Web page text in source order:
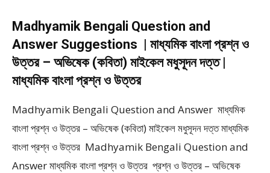
Madhyamik Bengali Question and
Answer Suggestions | মাধ্যমিক বাংলা প্রশ্ন ও
উত্তর – অভিষেক (কবিতা) মাইকেল মধুসূদন দত্ত |
মাধ্যমিক বাংলা প্রশ্ন ও উত্তর
Madhyamik Bengali Question and Answer মাধ্যমিক
বাংলা প্রশ্ন ও উত্তর – অভিষেক (কবিতা) মাইকেল মধুসূদন দত্ত মাধ্যমিক
বাংলা প্রশ্ন ও উত্তর Madhyamik Bengali Question and
Answer মাধ্যমিক বাংলা প্রশ্ন ও উত্তর প্রশ্ন ও উত্তর – অভিষেক